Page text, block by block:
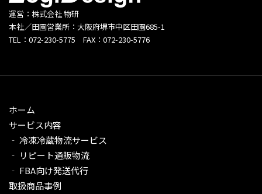
運営：株式会社 物研
本社／田園営業所：大阪府堺市中区田園685-1
TEL：072-230-5775 FAX：072-230-5776
ホーム
サービス内容
‐ 冷凍冷蔵物流サービス
‐ リピート通販物流
‐ FBA向け発送代行
取扱商品事例